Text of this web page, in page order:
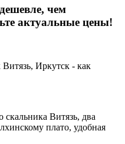
чем
актуальные цены!
Иркутск - как
скальника Витязь, два
плато, удобная